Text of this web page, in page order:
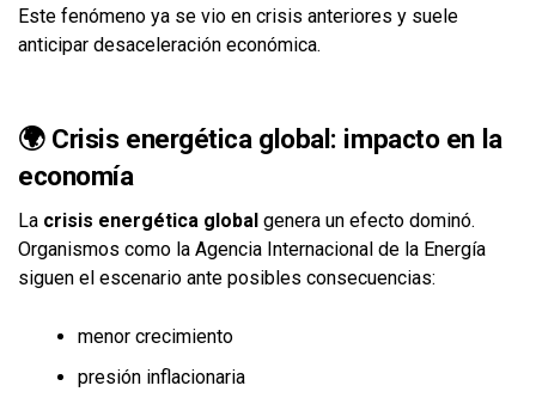
Este fenómeno ya se vio en crisis anteriores y suele
anticipar desaceleración económica.
🌍 Crisis energética global: impacto en la
economía
La crisis energética global genera un efecto dominó.
Organismos como la Agencia Internacional de la Energía
siguen el escenario ante posibles consecuencias:
menor crecimiento
presión inflacionaria